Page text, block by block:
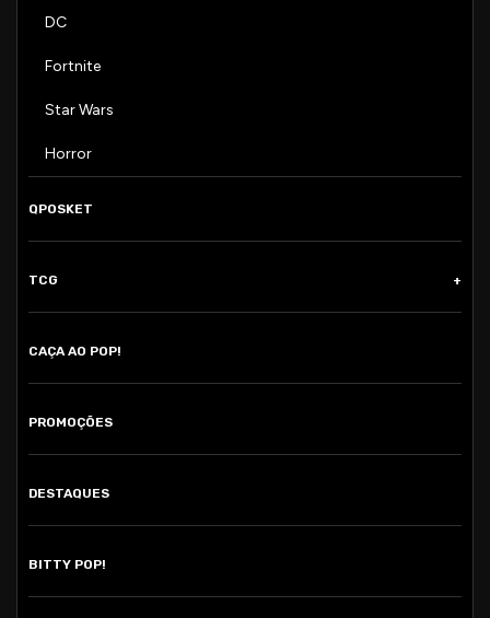
DC
Fortnite
Star Wars
Horror
QPOSKET
TCG
CAÇA AO POP!
PROMOÇÕES
DESTAQUES
BITTY POP!